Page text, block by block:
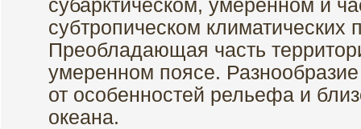
субарктическом, умеренном и
субтропическом климатических
Преобладающая часть
умеренном поясе.
от особенностей рельефа и
океана.